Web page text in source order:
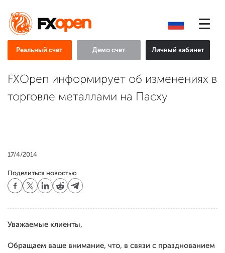
Реальный счет Демо счет Личный кабинет
FXOpen информирует об изменениях в
торговле металлами на Пасху
17/4/2014
Поделиться новостью
Уважаемые клиенты,
Обращаем ваше внимание, что, в связи с празднованием